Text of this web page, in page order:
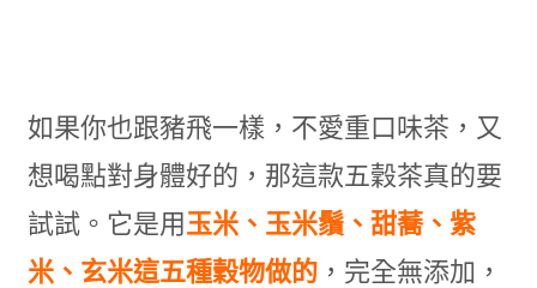
如果你也跟豬飛一樣，不愛重口味茶，又
想喝點對身體好的，那這款五穀茶真的要
試試。它是用 玉米、玉米鬚、甜蕎、紫
米、玄米這五種穀物做的，完全無添加，